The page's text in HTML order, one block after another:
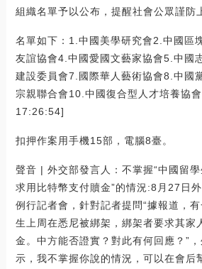
組織名單予以公布，提醒社會公眾謹防
名單如下：1.中國美學研究會2.中國區
友誼協會4.中國愛國文藝家協會5.中國
建設委員會7.國際華人藝術協會8.中國
宗親聯合會10.中國復合型人才培養協
17:26:54]
扣押作案用手機15部，電腦8臺。
聲音 | 外交部發言人：不掌握“中國留
求用比特幣支付贖金”的情況:8月27日
例行記者會，針對記者提問“據報道，
生上周在悉尼被綁架，綁架者要求其家
金。中方能否證實？對此有何回應？”
示，我不掌握你說的情況，可以在會后